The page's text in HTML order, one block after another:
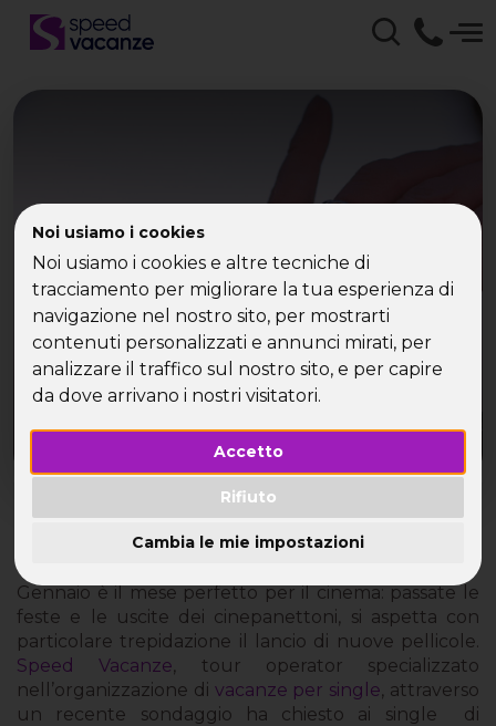
Noi usiamo i cookies
Noi usiamo i cookies e altre tecniche di
tracciamento per migliorare la tua esperienza di
navigazione nel nostro sito, per mostrarti
contenuti personalizzati e annunci mirati, per
analizzare il traffico sul nostro sito, e per capire
da dove arrivano i nostri visitatori.
Accetto
Rifiuto
Cambia le mie impostazioni
Film preferiti dai single a
gennaio 2013
film di fantascienza
Gennaio è il mese perfetto per il cinema: passate le
feste e le uscite dei cinepanettoni, si aspetta con
particolare trepidazione il lancio di nuove pellicole.
Speed Vacanze, tour operator specializzato
nell’organizzazione di vacanze per single, attraverso
un recente sondaggio ha chiesto ai single
di